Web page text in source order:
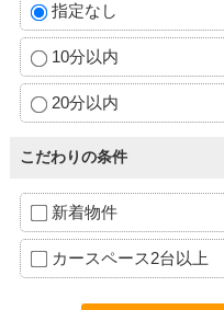
指定なし
10分以内
20分以内
こだわりの条件
新着物件
カースペース2台以上